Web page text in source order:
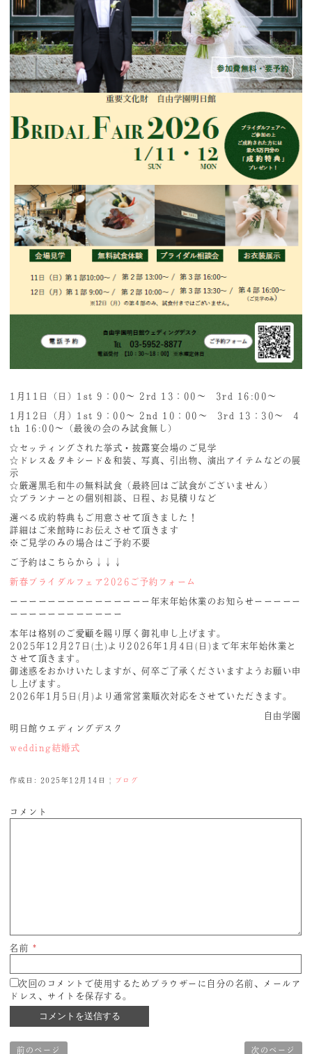
1月11日（日）1st 9：00～ 2rd 13：00～ 3rd 16:00～
1月12日（月）1st 9：00～ 2nd 10：00～ 3rd 13：30～ 4
th 16:00～（最後の会のみ試食無し）
☆セッティングされた挙式・披露宴会場のご見学
☆ドレス＆タキシード＆和装、写真、引出物、演出アイテムなどの展
示
☆厳選黒毛和牛の無料試食（最終回はご試食がございません）
☆プランナーとの個別相談、日程、お見積りなど
選べる成約特典もご用意させて頂きました！
詳細はご来館時にお伝えさせて頂きます
※ご見学のみの場合はご予約不要
ご予約はこちらから↓↓↓
新春ブライダルフェ ア2026ご予約フォーム
ーーーーーーーーーーーーーーー年末年始休業のお知らせーーーーー
ーーーーーーーーーーーー
本年は格別のご愛顧を賜り厚く御礼申し上げます。
2025年12月27日(土)より2026年1月4日(日)まで年末年始休業と
させて頂きます。
御迷惑をおかけいたしますが、何卒ご了承くださいますようお願い申
し上げます。
2026年1月5日(月)より通常営業順次対応をさせていただきます。
自由学園
明日館ウエディングデスク
wedding結婚式
作成日: 2025年12月14日 | ブログ
コメント
名前 *
次回のコメントで使用するためブラウザーに自分の名前、メールア
ドレス、サイトを保存する。
前のページ 次のページ